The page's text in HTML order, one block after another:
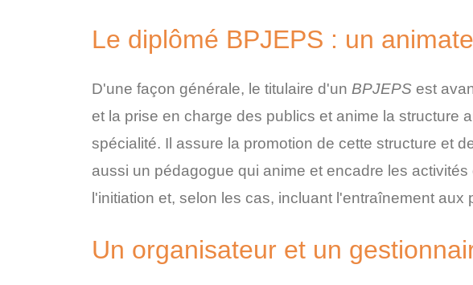
Le diplômé BPJEPS : un
D'une façon générale, le titulaire d'un BPJEPS est
et la prise en charge des publics et anime la structure
spécialité. Il assure la promotion de cette structure et
aussi un pédagogue qui anime et encadre les
l'initiation et, selon les cas, incluant l'entraînement
Un organisateur et un